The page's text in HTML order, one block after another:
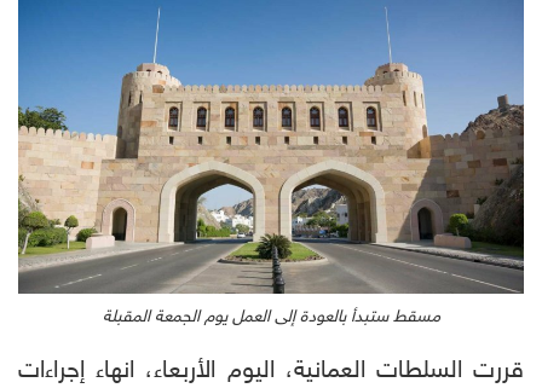
مسقط ستبدأ بالعودة إلى العمل يوم الجمعة المقبلة
قررت السلطات العمانية، اليوم الأربعاء، انهاء إجراءات